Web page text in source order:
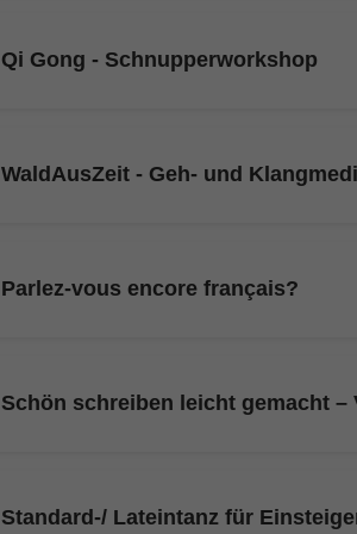
Qi Gong - Schnupperworkshop
WaldAusZeit - Geh- und
Parlez-vous encore français?
Schön schreiben leicht gemacht
Standard-/ Lateintanz für